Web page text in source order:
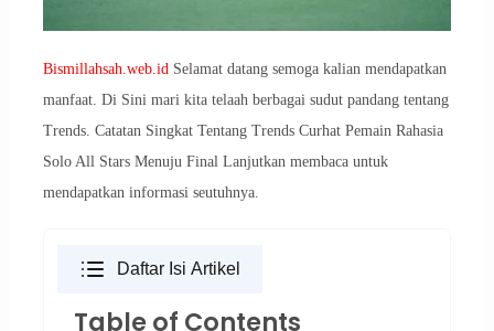
Bismillahsah.web.idSelamat datang semoga kalian mendapatkan
manfaat. Di Sini mari kita telaah berbagai sudut pandang tentang
Trends. Catatan Singkat Tentang Trends Curhat Pemain Rahasia
Solo All Stars Menuju Final Lanjutkan membaca untuk
mendapatkan informasi seutuhnya.
Daftar Isi Artikel
Table of Contents